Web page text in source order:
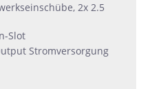
2x 2.5
Slot
Stromversorgung